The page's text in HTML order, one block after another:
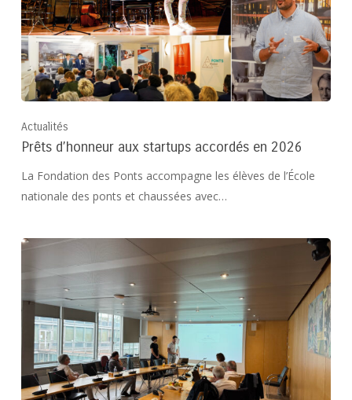
Actualités
Prêts d’honneur aux startups accordés en 2026
La Fondation des Ponts accompagne les élèves de l’École
nationale des ponts et chaussées avec…